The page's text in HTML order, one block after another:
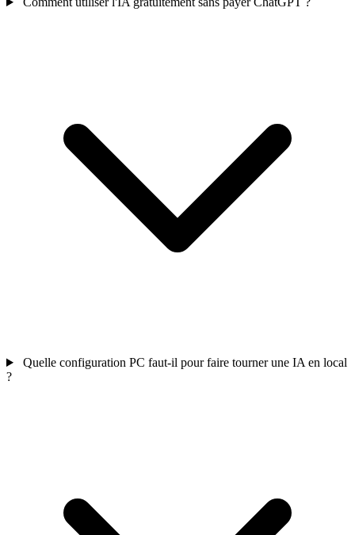
Quelle configuration PC faut-il pour faire tourner une IA en local
?